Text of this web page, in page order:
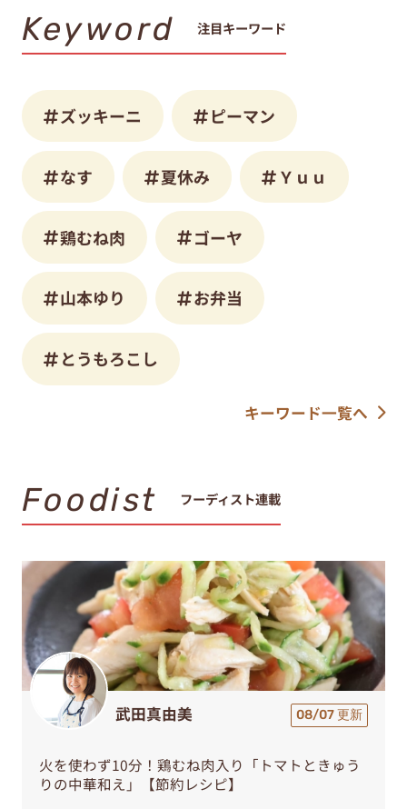
Keyword 注目キーワード
ズッキーニ ピーマン
なす 夏休み Ｙｕｕ
鶏むね肉 ゴーヤ
山本ゆり お弁当
とうもろこし
キーワード一覧へ
Foodist フーディスト連載
武田真由美 08/07 更新
火を使わず10分！鶏むね肉入り「トマトときゅう
りの中華和え」【節約レシピ】